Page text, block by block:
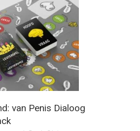
van Penis Dialoog